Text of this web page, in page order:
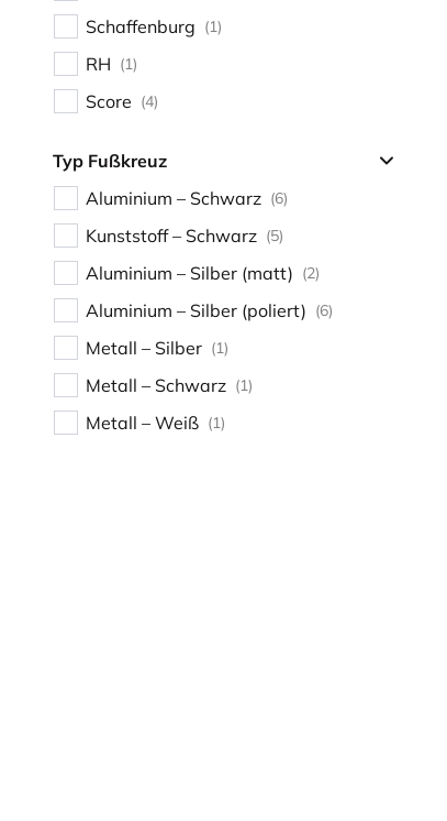
Schaffenburg (1)
RH (1)
Score (4)
Typ Fußkreuz
Aluminium – Schwarz (6)
Kunststoff – Schwarz (5)
Aluminium – Silber (matt) (2)
Aluminium – Silber (poliert) (6)
Metall – Silber (1)
Metall – Schwarz (1)
Metall – Weiß (1)